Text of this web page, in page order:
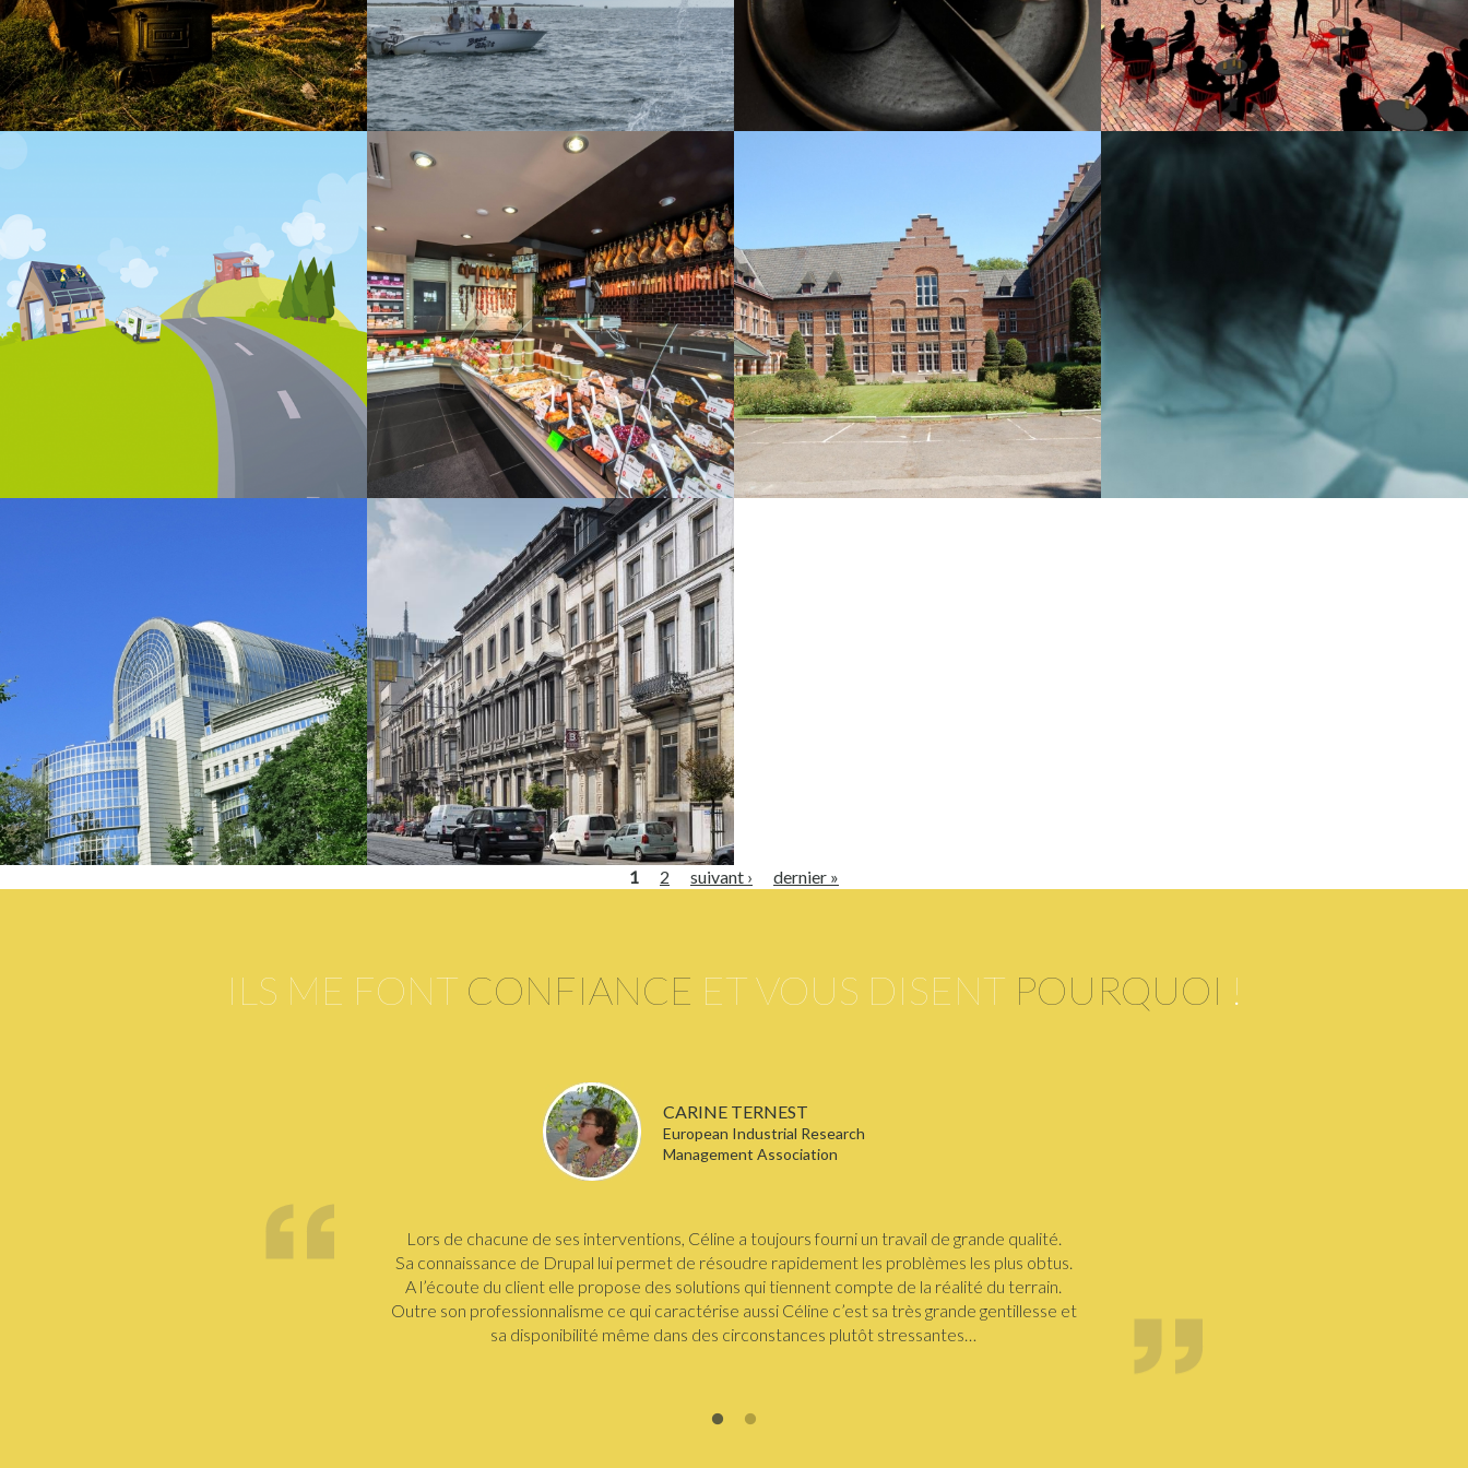
VOIR LE PROJET VOIR LE PROJET VOIR LE PROJET
Développement
Responsive
Drupal
Jany Gofflot
Drupal
e-Commerce
Développement Responsive
Boucherie Istace
VOIR LE PROJET
Drupal Design Responsive
GPH
VOIR LE PROJET
Snowite
VOIR LE PROJET
Développement Responsive
European Energy
Forum
VOIR LE PROJET
Drupal Design Développement
Responsive
Dewil Architectes
VOIR LE PROJET
1 2 suivant › dernier »
ILS ME FONT CONFIANCE ET VOUS DISENT POURQUOI !
CARINE TERNEST
European Industrial Research
Management Association
Lors de chacune de ses interventions, Céline a toujours fourni un travail de grande qualité.
Sa connaissance de Drupal lui permet de résoudre rapidement les problèmes les plus obtus.
A l’écoute du client elle propose des solutions qui tiennent compte de la réalité du terrain.
Outre son professionnalisme ce qui caractérise aussi Céline c’est sa très grande gentillesse et
sa disponibilité même dans des circonstances plutôt stressantes…